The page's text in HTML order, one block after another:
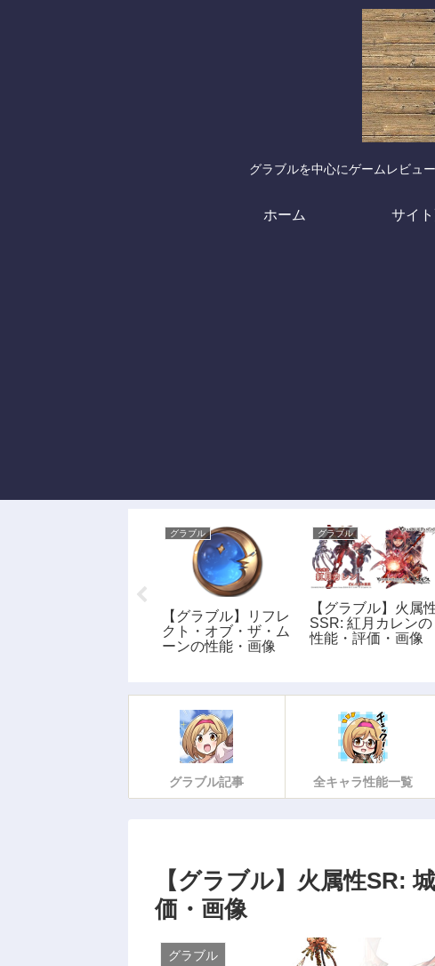
グラブルを中心にゲームレビュ
ホーム サイ
グラブル
【グラブル】リフレ
クト・オブ・ザ・ム
ーンの性能・画像
グラブル
【グラブル】火属
SSR: 紅月カレンの
性能・評価・画像
グラブル記事 全キャラ性能一覧
【グラブル】火属性SR:
価・画像
グラブル